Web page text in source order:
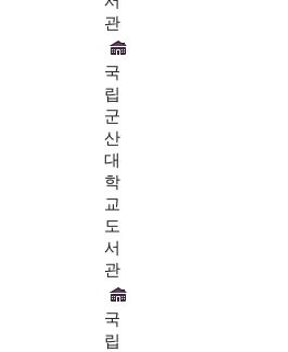
관
국
립
군
산
대
학
교
도
서
관
국
립